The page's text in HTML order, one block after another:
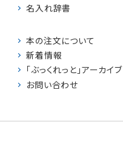
名入れ辞書
本の注文について
新着情報
「ぶっくれっと」アーカイブ
お問い合わせ